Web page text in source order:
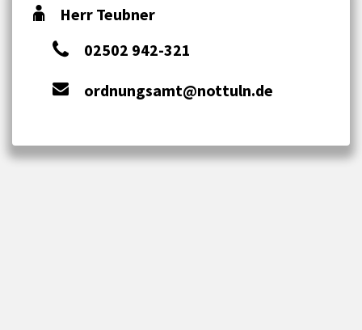
Herr Teubner
02502 942-321
ordnungsamt@nottuln.de